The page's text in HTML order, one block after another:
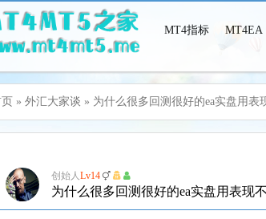
MT4指标 MT4EA
» 外汇大家谈 » 为什么很多回测很好的ea实盘用表
创始人Lv14
为什么很多回测很好的ea实盘用表